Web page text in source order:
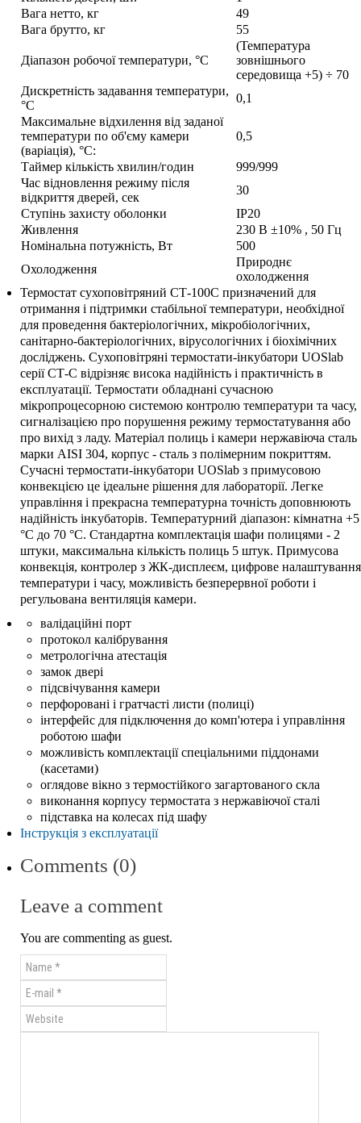
Вага нетто, кг
49
Вага брутто, кг
55
Діапазон робочої температури, °С
(Температура
зовнішнього
середовища +5) ÷ 70
Дискретність задавання температури,
°С
0,1
Максимальне відхилення від заданої
температури по об'єму камери
(варіація), °С:
0,5
Таймер кількість хвилин/годин
999/999
Час відновлення режиму після
відкриття дверей, сек
30
Ступінь захисту оболонки
IP20
Живлення
230 В ±10% , 50 Гц
Номінальна потужність, Вт
500
Охолодження
Природнє
охолодження
Термостат сухоповітряний СТ-100С призначений для
отримання і підтримки стабільної температури, необхідної
для проведення бактеріологічних, мікробіологічних,
санітарно-бактеріологічних, вірусологічних і біохімічних
досліджень. Сухоповітряні термостати-інкубатори UOSlab
серії СТ-С відрізняє висока надійність і практичність в
експлуатації. Термостати обладнані сучасною
мікропроцесорною системою контролю температури та часу,
сигналізацією про порушення режиму термостатування або
про вихід з ладу. Матеріал полиць і камери нержавіюча сталь
марки AISI 304, корпус - сталь з полімерним покриттям.
Сучасні термостати-інкубатори UOSlab з примусовою
конвекцією це ідеальне рішення для лабораторії. Легке
управління і прекрасна температурна точність доповнюють
надійність інкубаторів. Температурний діапазон: кімнатна +5
°C до 70 °C. Стандартна комплектація шафи полицями - 2
штуки, максимальна кількість полиць 5 штук. Примусова
конвекція, контролер з ЖК-дисплеєм, цифрове налаштування
температури і часу, можливість безперервної роботи і
регульована вентиляція камери.
валідаційні порт
протокол калібрування
метрологічна атестація
замок двері
підсвічування камери
перфоровані і гратчасті листи (полиці)
інтерфейс для підключення до комп'ютера і управління
роботою шафи
можливість комплектації спеціальними піддонами
(касетами)
оглядове вікно з термостійкого загартованого скла
виконання корпусу термостата з нержавіючої сталі
підставка на колесах під шафу
Інструкція з експлуатації
Comments (0)
Leave a comment
You are commenting as guest.